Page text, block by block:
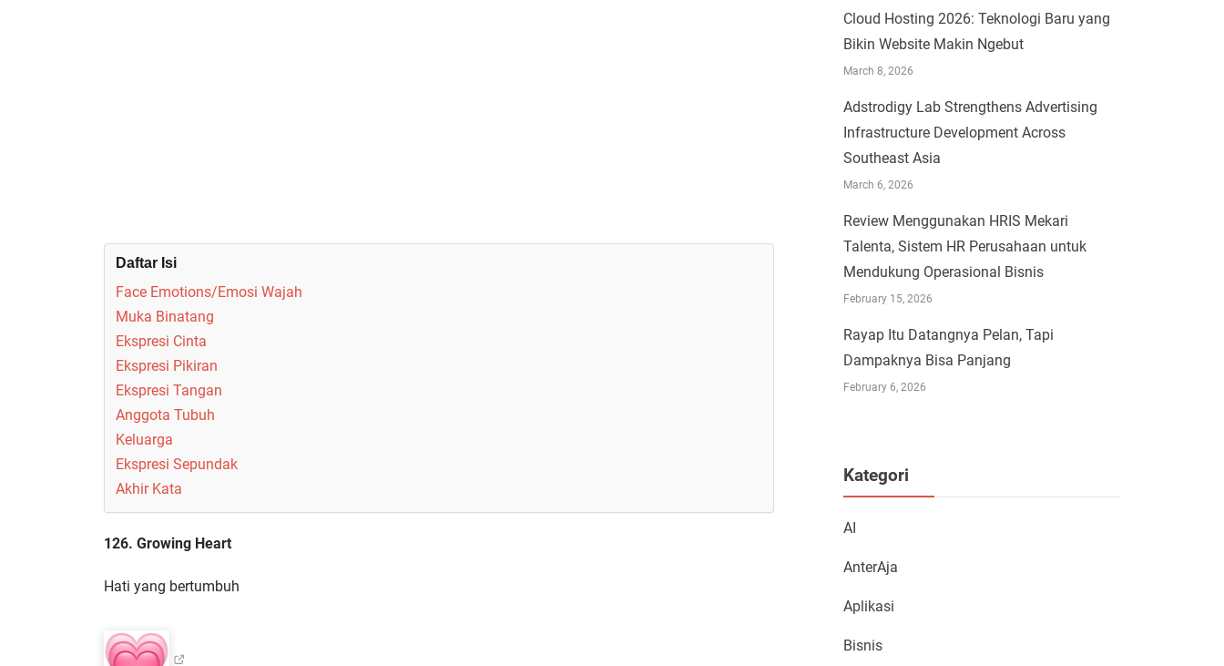
Daftar Isi
Face Emotions/Emosi Wajah
Muka Binatang
Ekspresi Cinta
Ekspresi Pikiran
Ekspresi Tangan
Anggota Tubuh
Keluarga
Ekspresi Sepundak
Akhir Kata
126. Growing Heart
Hati yang bertumbuh
Cloud Hosting 2026: Teknologi Baru yang
Bikin Website Makin Ngebut
March 8, 2026
Adstrodigy Lab Strengthens Advertising
Infrastructure Development Across
Southeast Asia
March 6, 2026
Review Menggunakan HRIS Mekari
Talenta, Sistem HR Perusahaan untuk
Mendukung Operasional Bisnis
February 15, 2026
Rayap Itu Datangnya Pelan, Tapi
Dampaknya Bisa Panjang
February 6, 2026
Kategori
AI
AnterAja
Aplikasi
Bisnis